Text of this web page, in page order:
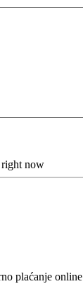
now
plaćanje online